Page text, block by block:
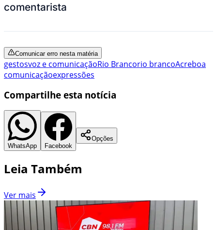
comentarista
Comunicar erro nesta matéria
gestosvoz e comunicaçãoRio Brancorio brancoAcreboa
comunicaçãoexpressões
Compartilhe esta notícia
WhatsApp Facebook
Opções
Leia Também
Ver mais